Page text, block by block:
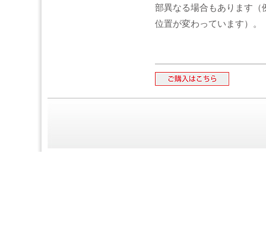
部異なる場合もあります（
位置が変わっています）。